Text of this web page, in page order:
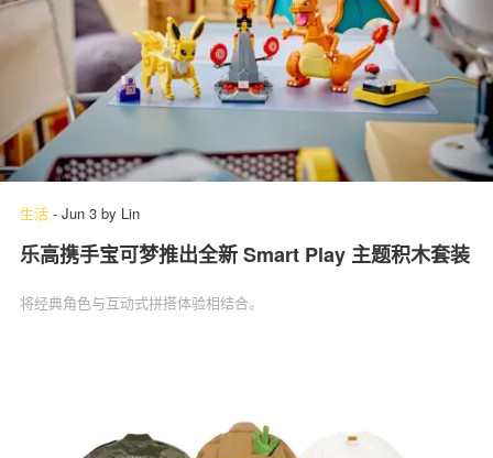
生活 - Jun 3 by Lin
乐高携手宝可梦推出全新 Smart Play 主题积木套装
将经典角色与互动式拼搭体验相结合。